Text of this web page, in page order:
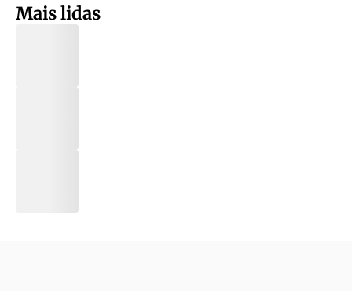
Mais lidas